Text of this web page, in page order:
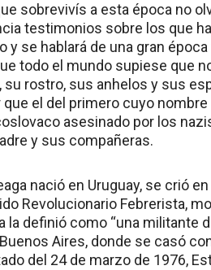
sobrevivís a esta época no
testimonios sobre los que
y se hablará de una gran
todo el mundo supiese que
rostro, sus anhelos y sus
el del primero cuyo nombre
asesinado por los
y sus compañeras.
nació en Uruguay, se crió
Revolucionario Febrerista,
la definió como “una militante
Aires, donde se casó
del 24 de marzo de 1976,